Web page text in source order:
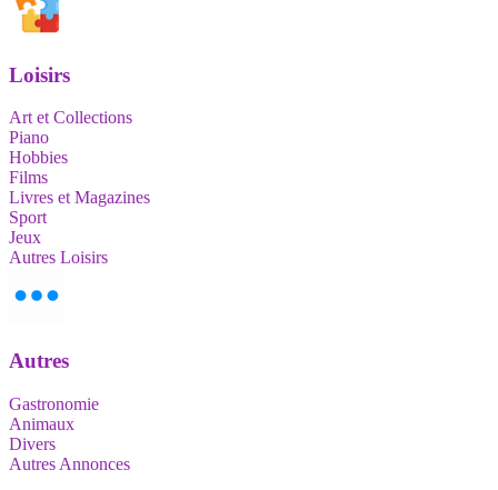
Loisirs
Art et Collections
Piano
Hobbies
Films
Livres et Magazines
Sport
Jeux
Autres Loisirs
Autres
Gastronomie
Animaux
Divers
Autres Annonces